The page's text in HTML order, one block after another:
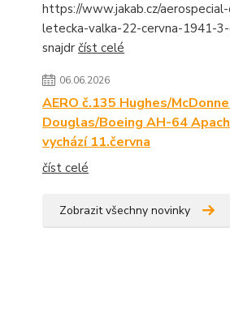
https://www.jakab.cz/
letecka-valka-22-cervna-1941-
snajdr číst celé
06.06.2026
AERO č.135 Hughes/
Douglas/Boeing AH-64
vychází 11.června
číst celé
Zobrazit všechny novinky